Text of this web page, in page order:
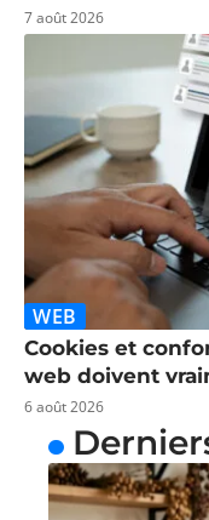
7 août 2026
WEB
Cookies et
web doivent
6 août 2026